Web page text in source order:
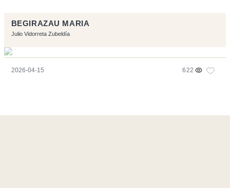
BEGIRAZAU MARIA
Julio Vidorreta Zubeldía
2026-04-15 622